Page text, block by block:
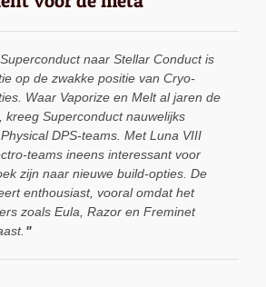
naar Stellar Conduct is
op de zwakke positie van Cryo-
Waar Vaporize en Melt al jaren de
kreeg Superconduct nauwelijks
DPS-teams. Met Luna VIII
teams ineens interessant voor
zijn naar nieuwe build-opties. De
enthousiast, vooral omdat het
zoals Eula, Razor en Freminet